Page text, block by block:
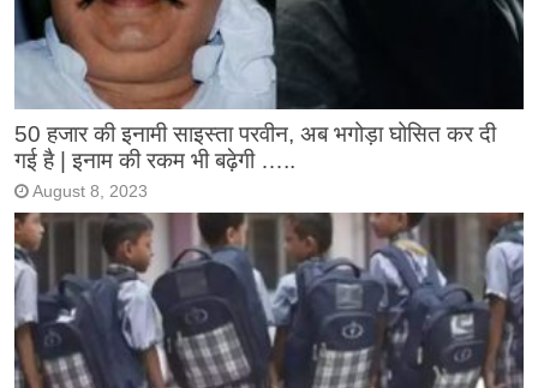
50 हजार की इनामी साइस्ता परवीन, अब भगोड़ा घोसित कर दी
गई है | इनाम की रकम भी बढ़ेगी …..
August 8, 2023